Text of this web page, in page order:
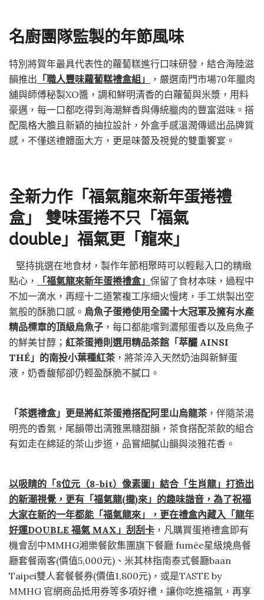
名廚團隊監製的年節風味
特別將賀年最具代表性的蘿蔔糕進行口味研發，結合海陸滋
韻推出 「職人豐味蘿蔔糕禮盒組」
，嚴選南門市場70年臘肉
舖與師傅秘製XO醬，調和鮮明清香的白蘿蔔與米漿，用料
豪邁，每一口都吃得到海潮鮮香與傳統臘肉的豐富滋味。搭
配風格大膽且新穎的抽拉設計，外盒手感溫潤傳遞出品牌質
感，不僅送禮體面大方，更是味蕾及視覺的雙重饗宴。
全新力作「福氣龍來新年蛋捲禮
盒」 雙味蛋捲不只「福氣
double」福氣更「龍來」
堅持挑選在地食材，製作年節相聚時可以輕鬆入口的精緻
點心，
「福氣龍來新年蛋捲禮盒」 保留了食材本味，過程中
不加一滴水，再經十二道繁複工序細火慢烤，手工烘製出空
氣般的酥脆口感。 烏魚子蛋捲使用全國十大冠軍及擁有水產
精品標章的頂級烏魚子 ，每口都能嚐到濃郁蛋香以及烏魚子
的鮮美甘醇； 紅茶蛋捲則選用精品茶館「萃釅 AINSI
THÉ」的南投小葉種紅茶，將茶淬入天然奶油與新鮮蛋
液，奶香馥郁卻仍輕盈酥脆不膩口。
「茶選禮盒」更是將紅茶蛋捲搭配阿里山烏龍茶，伴隨茶湯
明亮的香氣，尾韻帶出清雅黑糖甜韻，茶食搭配茶飲的組合
有如走在綿延的茶山步道，品嘗細膩山韻與淡雅花香。
以吸睛的「8位元（8-bit）像素圖」結合「生肖龍」打造出
的新潮視覺，更有「福氣龍(攏)來」的趣味諧音，為了祝福
大家在新的一年都能「福氣龍來」，更在禮盒內藏入「龍年
好運DOUBLE 福氣 MAX」刮刮卡 ，凡購買蛋捲禮盒即有
機會刮中MMHG湘樂餐飲集團旗下餐廳 fumée星級燒鳥餐
廳套餐兩客(價值5,000元)、米其林指南泰式餐廳baan
Taipei雙人套餐餐券(價值1,800元)，或是TASTE by
MMHG 官網商品抵用券等多項好禮，讓你吃進福氣，再享